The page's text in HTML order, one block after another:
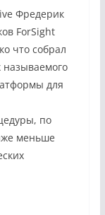
Фредерик
ForSight
что собрал
называемого
для
по
меньше